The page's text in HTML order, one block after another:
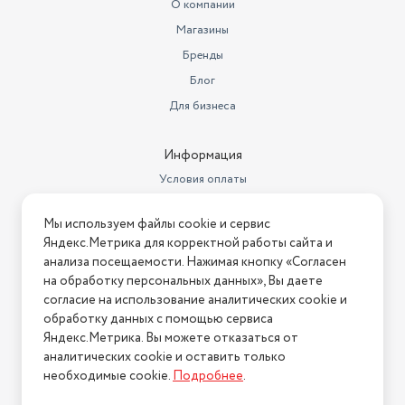
пластик
Китай
3
О компании
Магазины
Бренды
Блог
Для бизнеса
Информация
Условия оплаты
Условия возврата
Нашли ошибку на сайте? Напишите нам
2026 © Интернет-магазин "АстМаркет". У нас есть всё!
Политика конфиденциальности
Мы используем файлы cookie и сервис
Яндекс.Метрика для корректной работы сайта и
анализа посещаемости. Нажимая кнопку «Согласен
на обработку персональных данных», Вы даете
согласие на использование аналитических cookie и
обработку данных с помощью сервиса
Яндекс.Метрика. Вы можете отказаться от
аналитических cookie и оставить только
необходимые cookie.Подробнее.